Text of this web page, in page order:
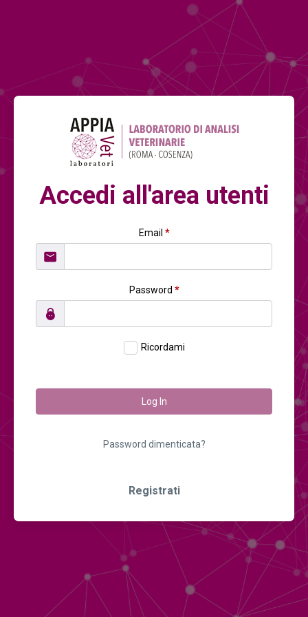
Accedi all'area utenti
Email *
Password *
Ricordami
Log In
Password dimenticata?
Registrati